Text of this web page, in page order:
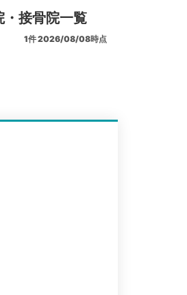
・接骨院一覧
1件2026/08/08時点